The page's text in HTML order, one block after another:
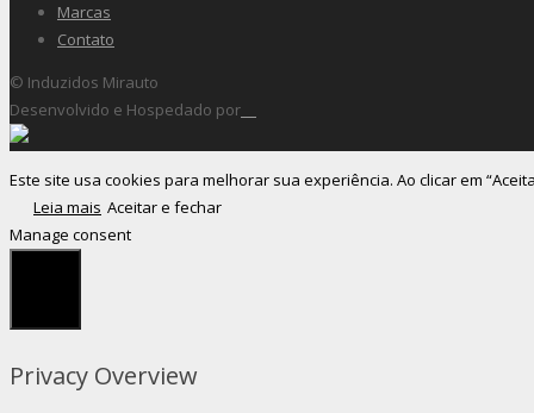
Marcas
Contato
© Induzidos Mirauto
Desenvolvido e Hospedado por
Este site usa cookies para melhorar sua experiência. Ao clicar em
Leia mais Aceitar e fechar
Manage consent
Privacy Overview